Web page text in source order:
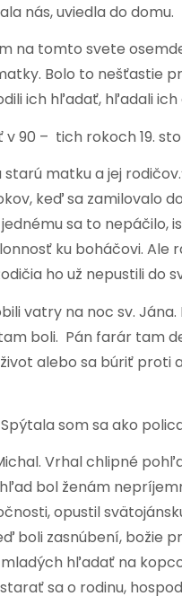
nás, uviedla do domu.
na tomto svete
Bolo to nešťastie
ich hľadať, hľadali ich
90 – tich rokoch 19.
matku a jej
keď sa zamilovalo
sa to nepáčilo,
ku boháčovi. Ale
ho už nepustili do
vatry na noc sv.
boli. Pán farár tam
alebo sa búriť proti
som sa ako
Vrhal chlipné
bol ženám
opustil
boli zasnúbení, božie
hľadať na
sa o rodinu,